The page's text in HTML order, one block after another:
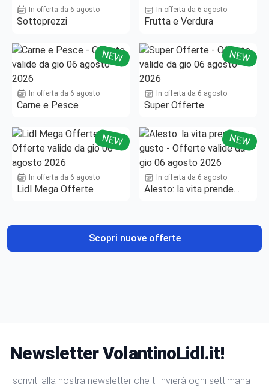
In offerta da 6 agosto
Sottoprezzi
In offerta da 6 agosto
Frutta e Verdura
NEW
In offerta da 6 agosto
Carne e Pesce
NEW
In offerta da 6 agosto
Super Offerte
NEW
In offerta da 6 agosto
Lidl Mega Offerte
NEW
In offerta da 6 agosto
Alesto: la vita prende
Scopri nuove offerte
Newsletter VolantinoLidl.it!
Iscriviti alla nostra newsletter che ti invierà ogni settimana